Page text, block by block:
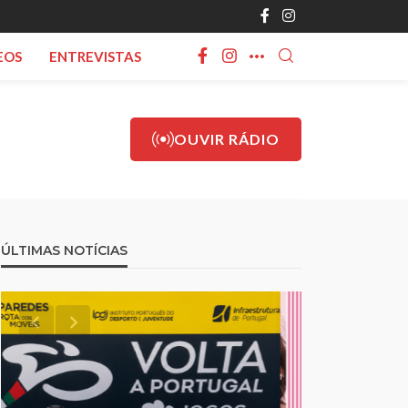
ENTREVISTAS
OUVIR RÁDIO
ÚLTIMAS NOTÍCIAS